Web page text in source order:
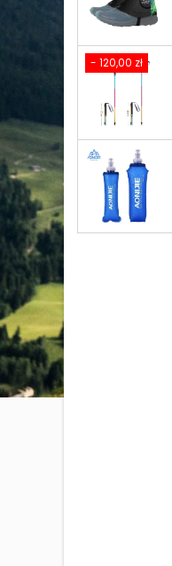
- 120,00 zł